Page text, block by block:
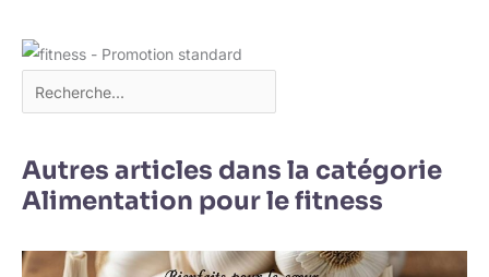
Autres articles dans la catégorie
Alimentation pour le fitness